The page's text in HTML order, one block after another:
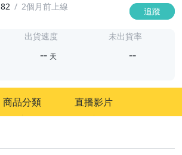
82 2個月前上線 追蹤
出貨速度
-- 天
未出貨率
--
商品分類 直播影片